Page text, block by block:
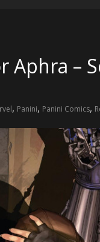
Aphra –
, Panini, Panini Comics,